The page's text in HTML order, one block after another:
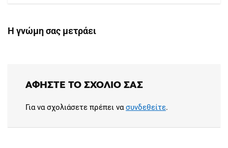
Η γνώμη σας μετράει
ΑΦΉΣΤΕ ΤΟ ΣΧΌΛΙΟ ΣΑΣ
Για να σχολιάσετε πρέπει νασυνδεθείτε.